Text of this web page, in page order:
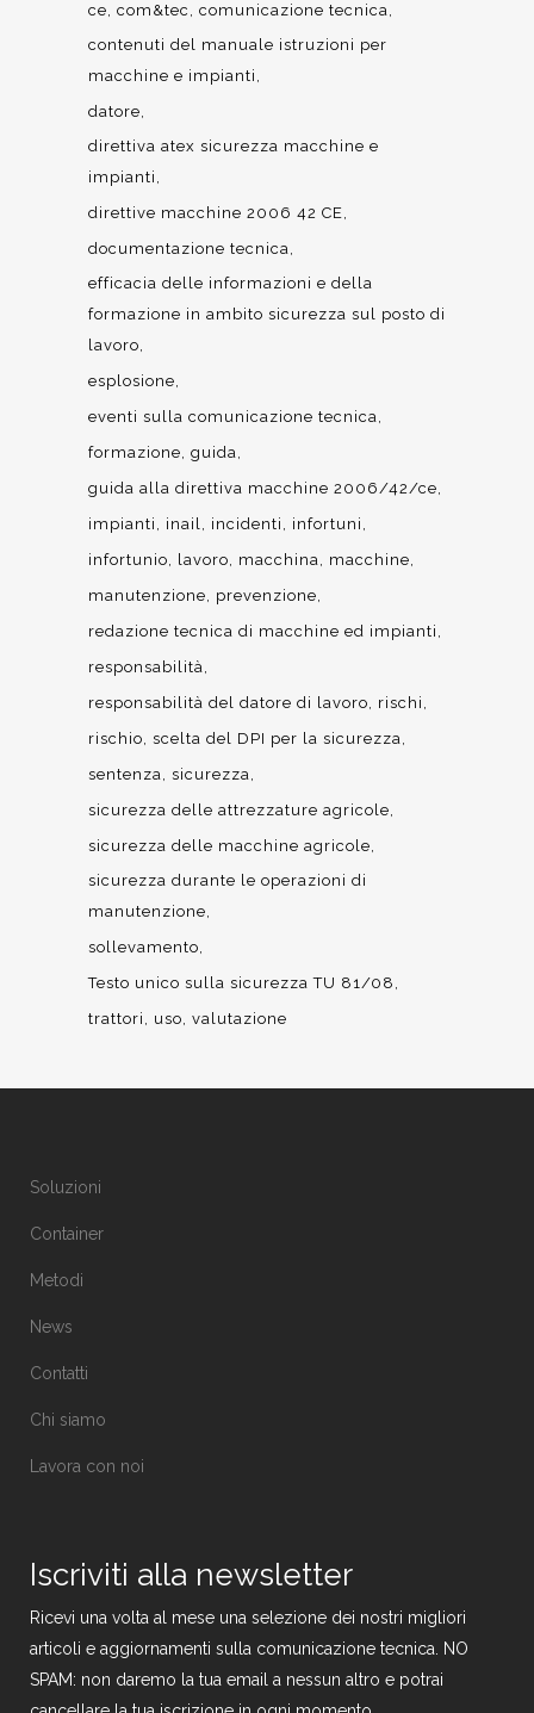
ce com&tec
comunicazione tecnica
contenuti del manuale istruzioni per
macchine e impianti
datore
direttiva atex sicurezza macchine e
impianti
direttive macchine 2006 42 CE
documentazione tecnica
efficacia delle informazioni e della
formazione in ambito sicurezza sul posto di
lavoro
esplosione
eventi sulla comunicazione tecnica
formazione guida
guida alla direttiva macchine 2006/42/ce
impianti
inail incidenti
infortuni
infortunio
lavoro macchina
macchine
manutenzione
prevenzione
redazione tecnica di macchine ed impianti
responsabilità
responsabilità del datore di lavoro
rischi
rischio scelta del DPI per la sicurezza
sentenza sicurezza
sicurezza delle attrezzature agricole
sicurezza delle macchine agricole
sicurezza durante le operazioni di
manutenzione
sollevamento
Testo unico sulla sicurezza TU 81/08
trattori
uso valutazione
Soluzioni
Container
Metodi
News
Contatti
Chi siamo
Lavora con noi
Iscriviti alla newsletter
Ricevi una volta al mese una selezione dei nostri migliori
articoli e aggiornamenti sulla comunicazione tecnica. NO
SPAM: non daremo la tua email a nessun altro e potrai